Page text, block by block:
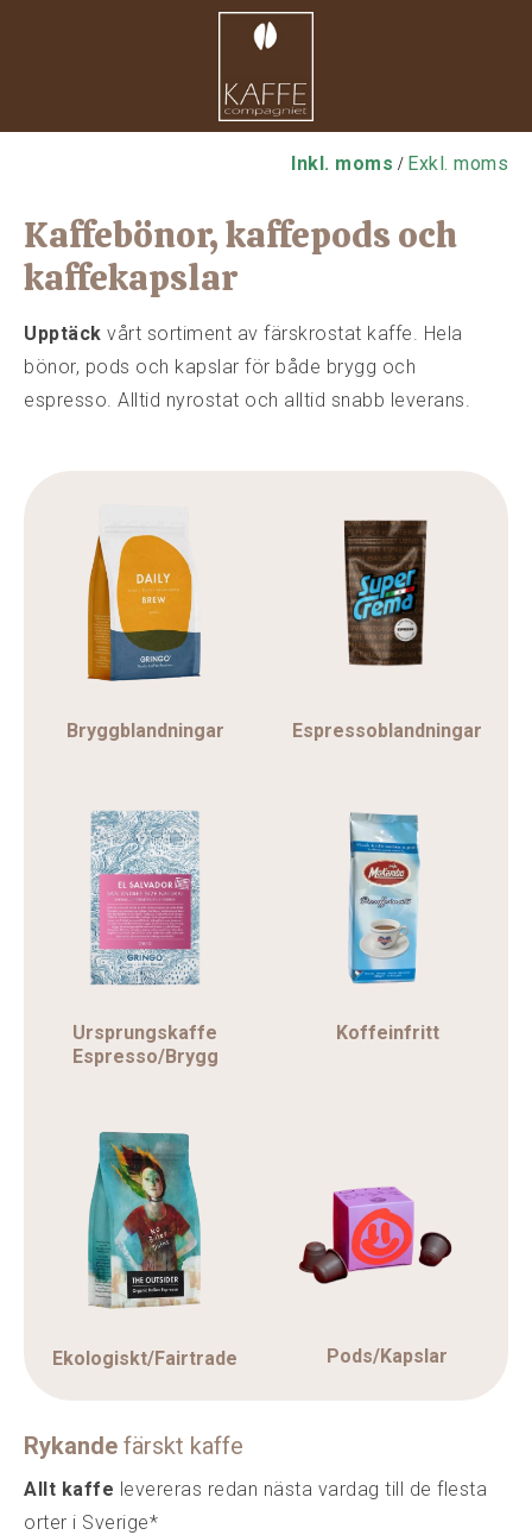
Inkl. moms / Exkl. moms
Kaffebönor, kaffepods och
kaffekapslar
Upptäck vårt sortiment av färskrostat kaffe. Hela
bönor, pods och kapslar för både brygg och
espresso. Alltid nyrostat och alltid snabb leverans.
Bryggblandningar Espressoblandningar
Ursprungskaffe
Espresso/Brygg
Koffeinfritt
Ekologiskt/Fairtrade Pods/Kapslar
Rykande färskt kaffe
Allt kaffe levereras redan nästa vardag till de flesta
orter i Sverige*